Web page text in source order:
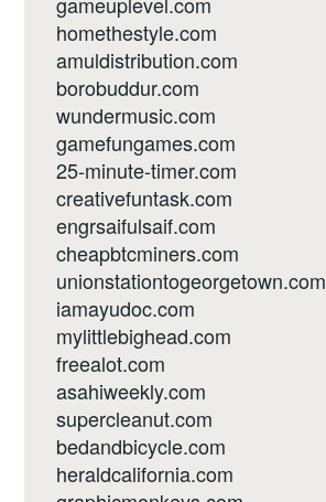
homethestyle.com
amuldistribution.com
borobuddur.com
wundermusic.com
gamefungames.com
25-minute-timer.com
creativefuntask.com
engrsaifulsaif.com
cheapbtcminers.com
unionstationtogeorgetown.com
iamayudoc.com
mylittlebighead.com
freealot.com
asahiweekly.com
supercleanut.com
bedandbicycle.com
heraldcalifornia.com